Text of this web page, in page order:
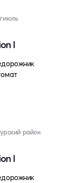
I
район
I